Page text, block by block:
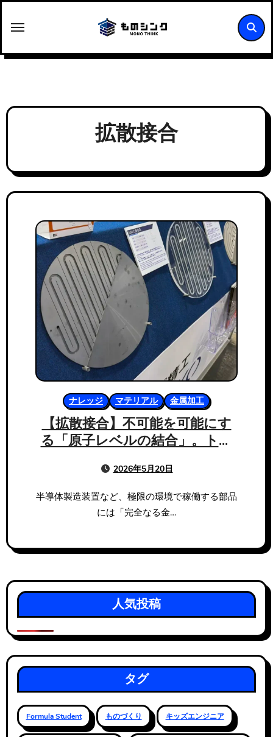
ス
プ
拡散接合
ナレッジ マテリアル 金属加工
【拡散接合】不可能を可能にす
る「原子レベルの結合」。トッ
テクチャ
2026年5月20日
半導体製造装置など、極限の環境で稼働する部品
には「完全なる金…
人気投稿
タグ
Formula Student ものづくり キッズエンジニア